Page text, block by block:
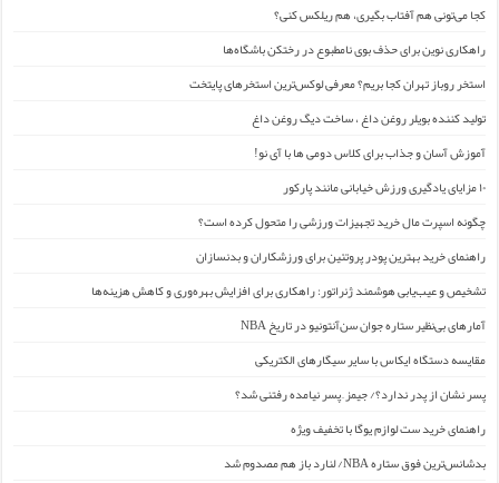
کجا می‌تونی هم آفتاب بگیری، هم ریلکس کنی؟
راهکاری نوین برای حذف بوی نامطبوع در رختکن باشگاه‌ها
استخر روباز تهران کجا بریم؟ معرفی لوکس‌ترین استخرهای پایتخت
تولید کننده بویلر روغن داغ ، ساخت دیگ روغن داغ
آموزش آسان و جذاب برای کلاس دومی ها با آی نو!
۱۰ مزایای یادگیری ورزش خیابانی مانند پارکور
چگونه اسپرت مال خرید تجهیزات ورزشی را متحول کرده است؟
راهنمای خرید بهترین پودر پروتئین برای ورزشکاران و بدنسازان
تشخیص و عیب‌یابی هوشمند ژنراتور: راهکاری برای افزایش بهره‌وری و کاهش هزینه‌ها
آمارهای بی‌نظیر ستاره جوان سن‌آنتونیو در تاریخ NBA
مقایسه دستگاه ایکاس با سایر سیگارهای الکتریکی
پسر نشان از پدر ندارد؟/ جیمز ِ پسر نیامده رفتنی شد؟
راهنمای خرید ست لوازم یوگا با تخفیف ویژه
بدشانس‌ترین فوق ستاره NBA/ لنارد باز هم مصدوم شد